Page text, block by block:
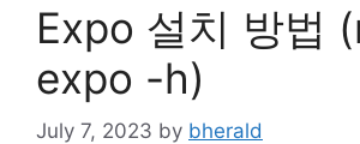
Expo 설치 방법
expo -h)
July 7, 2023 by bherald